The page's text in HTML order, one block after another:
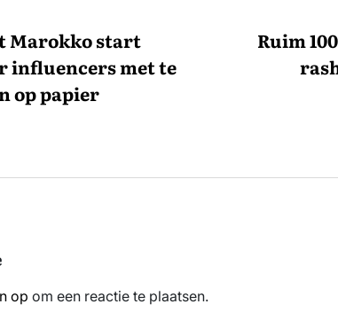
Marokko start
influencers met te
op papier
Ruim
op om een reactie te plaatsen.